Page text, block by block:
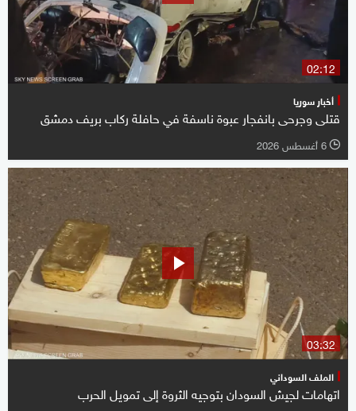
02:12
أخبار سوريا
قتلى وجرحى بانفجار عبوة ناسفة في حافلة ركاب بريف دمشق
l 6 أغسطس 2026
03:32
الملف السوداني
اتهامات لجيش السودان بتوجيه الثروة إلى تمويل الحرب